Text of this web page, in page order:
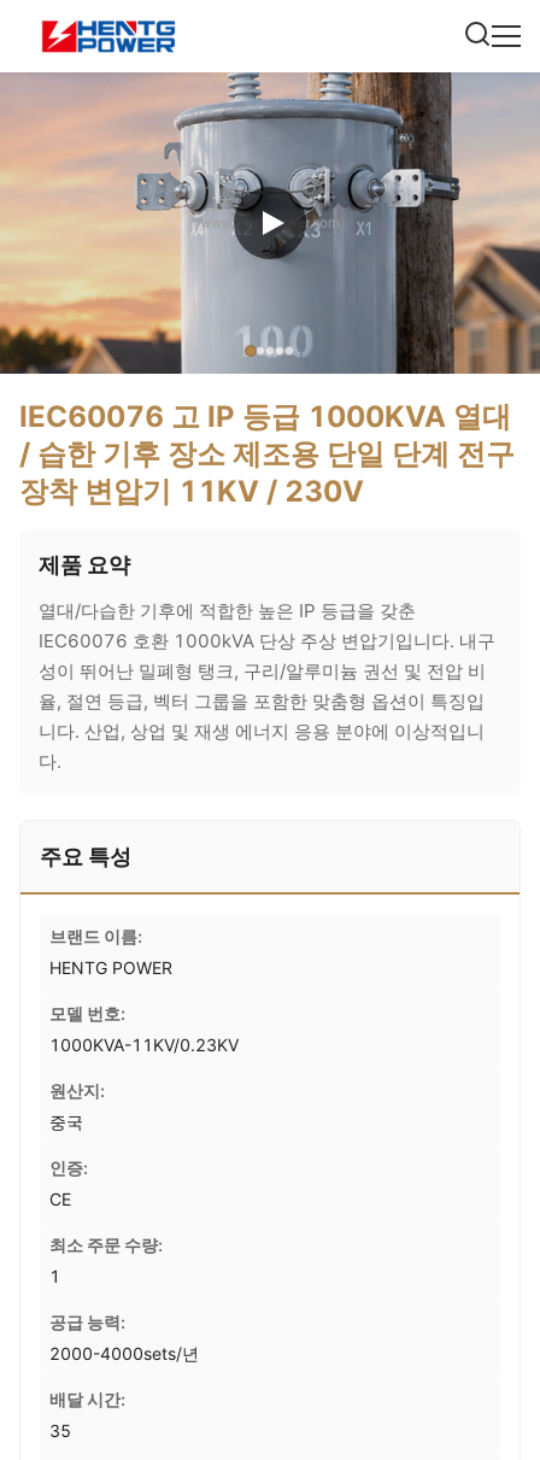
IEC60076 고 IP 등급 1000KVA 열대
/ 습한 기후 장소 제조용 단일 단계 전구
장착 변압기 11KV / 230V
제품 요약
열대/다습한 기후에 적합한 높은 IP 등급을 갖춘
IEC60076 호환 1000kVA 단상 주상 변압기입니다. 내구
성이 뛰어난 밀폐형 탱크, 구리/알루미늄 권선 및 전압 비
율, 절연 등급, 벡터 그룹을 포함한 맞춤형 옵션이 특징입
니다. 산업, 상업 및 재생 에너지 응용 분야에 이상적입니
다.
주요 특성
브랜드 이름:
HENTG POWER
모델 번호:
1000KVA-11KV/0.23KV
원산지:
중국
인증:
CE
최소 주문 수량:
1
공급 능력:
2000-4000sets/년
배달 시간:
35